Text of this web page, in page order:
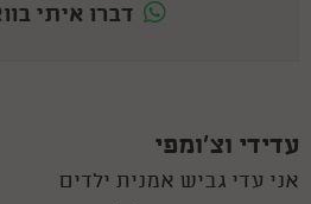
דברו איתי
עדידי וצ'ומפי
אני עדי גביש אמנית ילדים